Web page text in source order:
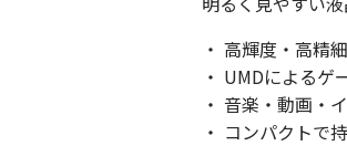
・ 高輝度・高精
・ UMDによるゲ
・ 音楽・動画・
・ コンパクトで